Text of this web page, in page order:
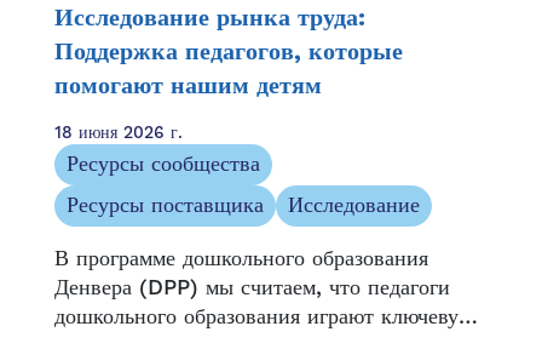
фейерверками….
Исследование рынка труда:
Поддержка педагогов, которые
помогают нашим детям
18 июня 2026 г.
Ресурсы сообщества
Ресурсы поставщика
Исследование
В программе дошкольного образования
Денвера (DPP) мы считаем, что педагоги
дошкольного образования играют ключевую